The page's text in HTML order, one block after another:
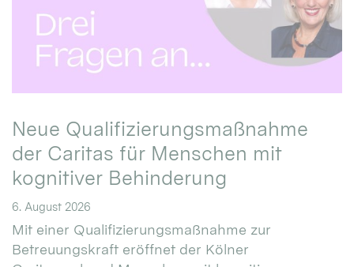
Neue Qualifizierungsmaßnahme
der Caritas für Menschen mit
kognitiver Behinderung
6. August 2026
Mit einer Qualifizierungsmaßnahme zur
Betreuungskraft eröffnet der Kölner